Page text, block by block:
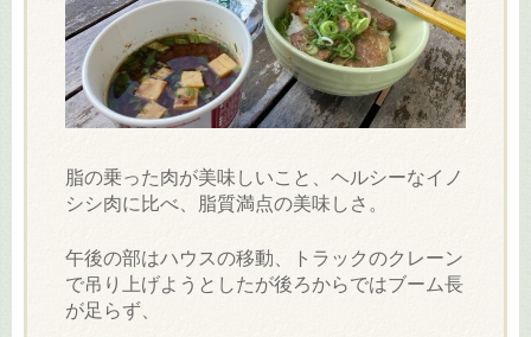
脂の乗った肉が美味しいこと、ヘルシーなイノ
シシ肉に比べ、脂質満点の美味しさ。
午後の部はハウスの移動、トラックのクレーン
で吊り上げようとしたが後ろからではブーム長
が足らず、